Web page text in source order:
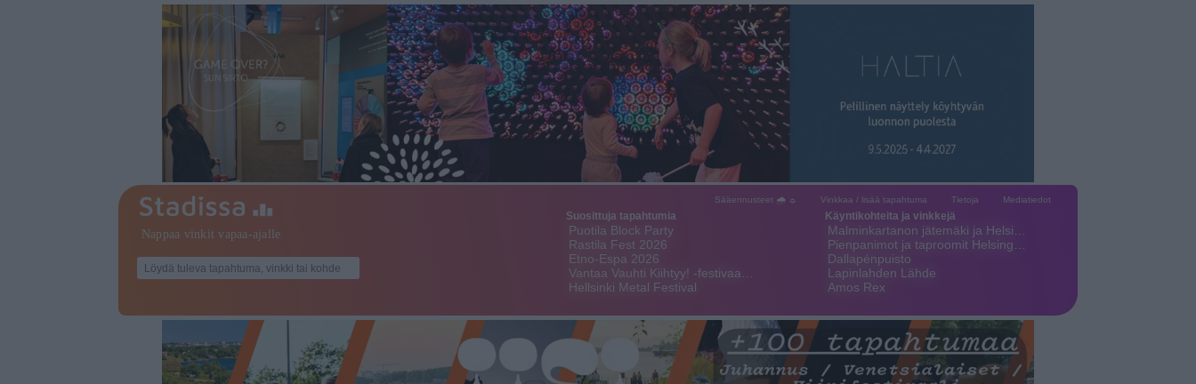
Sääennusteet 🌧 ☼ Vinkkaa / lisää tapahtuma Tietoja Mediatiedot
Suosittuja tapahtumia
Puotila Block Party
Rastila Fest 2026
Etno-Espa 2026
Vantaa Vauhti Kiihtyy! -festivaa…
Hellsinki Metal Festival
Käyntikohteita ja vinkkejä
Malminkartanon jätemäki ja Helsi…
Pienpanimot ja taproomit Helsing…
Dallapénpuisto
Lapinlahden Lähde
Amos Rex